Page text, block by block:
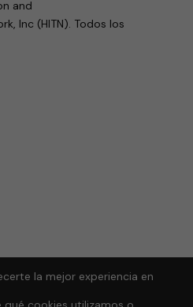
and
Inc (HITN). Todos los
la mejor experiencia en